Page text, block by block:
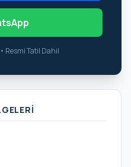
Resmi Tatil Dahil